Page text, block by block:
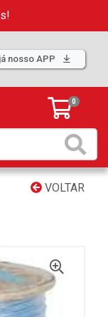
nosso APP
0
VOLTAR